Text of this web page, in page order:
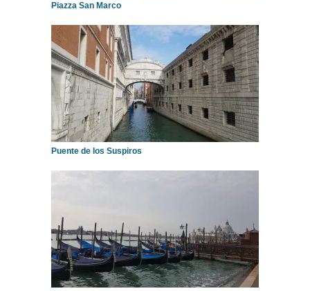
Piazza San Marco
Puente de los Suspiros